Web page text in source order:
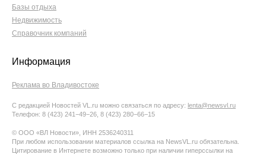
Базы отдыха
Недвижимость
Справочник компаний
Информация
Реклама во Владивостоке
С редакцией Новостей VL.ru можно связаться по адресу: lenta@newsvl.ru
Телефон: 8 (423) 241−49−26, 8 (423) 280−66−15
© ООО «ВЛ Новости», ИНН 2536240311
При любом использовании материалов ссылка на NewsVL.ru обязательна.
Цитирование в Интернете возможно только при наличии гиперссылки на